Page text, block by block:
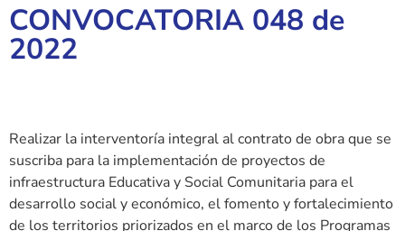
CONVOCATORIA 048 de
2022
Realizar la interventoría integral al contrato de obra que se
suscriba para la implementación de proyectos de
infraestructura Educativa y Social Comunitaria para el
desarrollo social y económico, el fomento y fortalecimiento
de los territorios priorizados en el marco de los Programas